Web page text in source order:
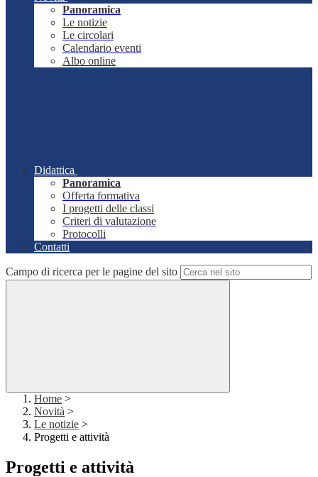
Panoramica
Le notizie
Le circolari
Calendario eventi
Albo online
Didattica
Panoramica
Offerta formativa
I progetti delle classi
Criteri di valutazione
Protocolli
Contatti
Campo di ricerca per le pagine del sito
Home >
Novità >
Le notizie >
Progetti e attività
Progetti e attività